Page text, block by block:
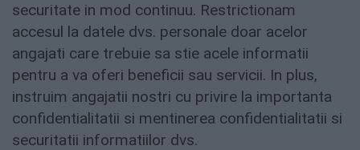
securitate in mod continuu. Restrictionam
accesul la datele dvs. personale doar acelor
angajati care trebuie sa stie acele informatii
pentru a va oferi beneficii sau servicii. In plus,
instruim angajatii nostri cu privire la importanta
confidentialitatii si mentinerea confidentialitatii si
securitatii informatiilor dvs.